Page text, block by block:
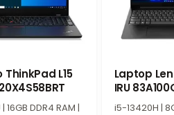
дизайн устройства гармонично
ThinkPad L15
16GB DDR4 RAM |
Laptop
IRU
i5-13420H |